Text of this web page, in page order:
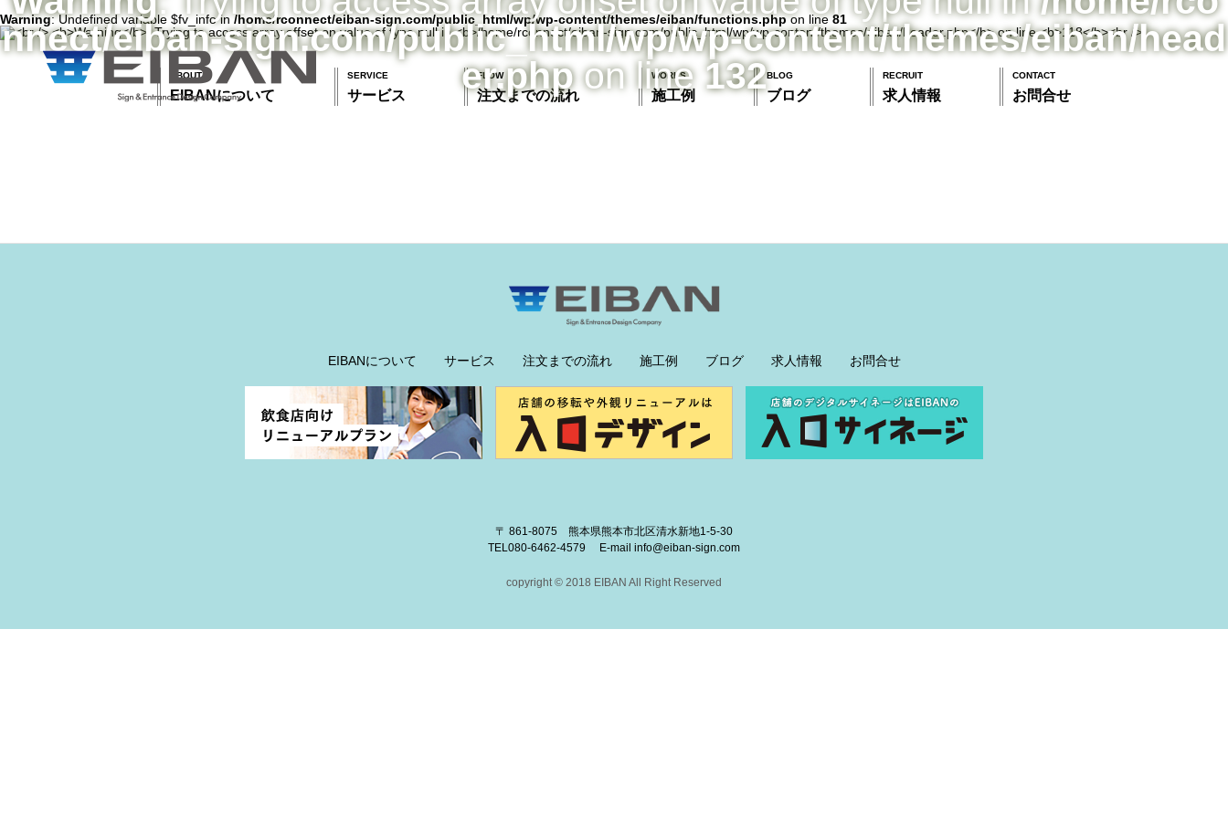
Warning: Undefined variable $fv_info in/home/rconnect/eiban-sign.com/public_html/wp/wp-content/themes/eiban/functions.phpon line81
nnect/eiban-sign.com/public_html/wp/wp-content/themes/eiban/head
er.phpon line 132
ABOUT
EIBANについて
SERVICE
サービス
FLOW
注文までの流れ
WORKS
施工例
BLOG
ブログ
RECRUIT
求人情報
CONTACT
お問合せ
EIBANについて サービス 注文までの流れ 施工例 ブログ 求人情報 お問合せ
〒 861-8075 熊本県熊本市北区清水新地1-5-30
TEL 080-6462-4579 E-mail info@eiban-sign.com
copyright © 2018 EIBAN All Right Reserved